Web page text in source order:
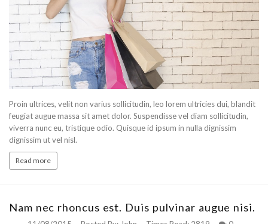
Proin ultrices, velit non varius sollicitudin, leo lorem ultricies dui, blandit
feugiat augue massa sit amet dolor. Suspendisse vel diam sollicitudin,
viverra nunc eu, tristique odio. Quisque id ipsum in nulla dignissim
dignissim ut vel nisl.
Read more
Nam nec rhoncus est. Duis pulvinar augue nisi.